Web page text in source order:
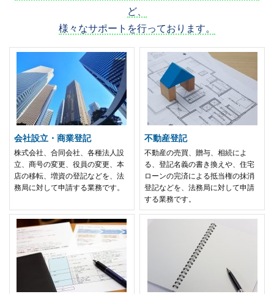
ど、
様々なサポートを行っております。
会社設立・商業登記
株式会社、合同会社、各種法人設
立、商号の変更、役員の変更、本
店の移転、増資の登記などを、法
務局に対して申請する業務です。
不動産登記
不動産の売買、贈与、相続によ
る、登記名義の書き換えや、住宅
ローンの完済による抵当権の抹消
登記などを、法務局に対して申請
する業務です。